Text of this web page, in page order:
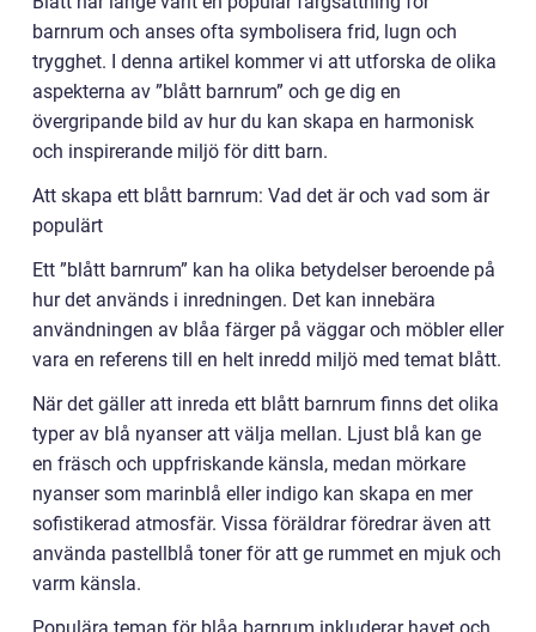
barnrum och anses ofta symbolisera frid, lugn och
trygghet. I denna artikel kommer vi att utforska de olika
aspekterna av ”blått barnrum” och ge dig en
övergripande bild av hur du kan skapa en harmonisk
och inspirerande miljö för ditt barn.
Att skapa ett blått barnrum: Vad det är och vad som är
populärt
Ett ”blått barnrum” kan ha olika betydelser beroende på
hur det används i inredningen. Det kan innebära
användningen av blåa färger på väggar och möbler eller
vara en referens till en helt inredd miljö med temat blått.
När det gäller att inreda ett blått barnrum finns det olika
typer av blå nyanser att välja mellan. Ljust blå kan ge
en fräsch och uppfriskande känsla, medan mörkare
nyanser som marinblå eller indigo kan skapa en mer
sofistikerad atmosfär. Vissa föräldrar föredrar även att
använda pastellblå toner för att ge rummet en mjuk och
varm känsla.